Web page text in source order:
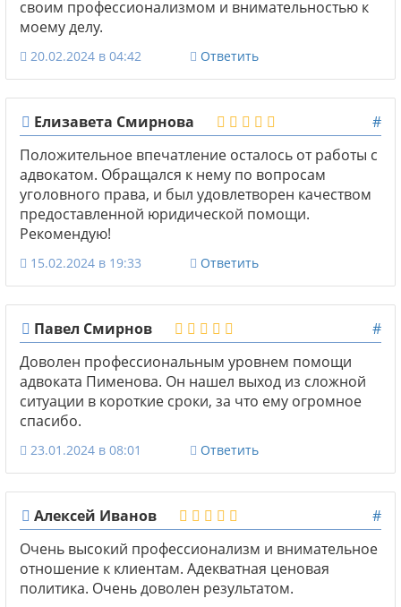
своим профессионализмом и внимательностью к
моему делу.
20.02.2024 в 04:42 Ответить
Елизавета Смирнова
#
Положительное впечатление осталось от работы с
адвокатом. Обращался к нему по вопросам
уголовного права, и был удовлетворен качеством
предоставленной юридической помощи.
Рекомендую!
15.02.2024 в 19:33 Ответить
Павел Смирнов
#
Доволен профессиональным уровнем помощи
адвоката Пименова. Он нашел выход из сложной
ситуации в короткие сроки, за что ему огромное
спасибо.
23.01.2024 в 08:01 Ответить
Алексей Иванов
#
Очень высокий профессионализм и внимательное
отношение к клиентам. Адекватная ценовая
политика. Очень доволен результатом.